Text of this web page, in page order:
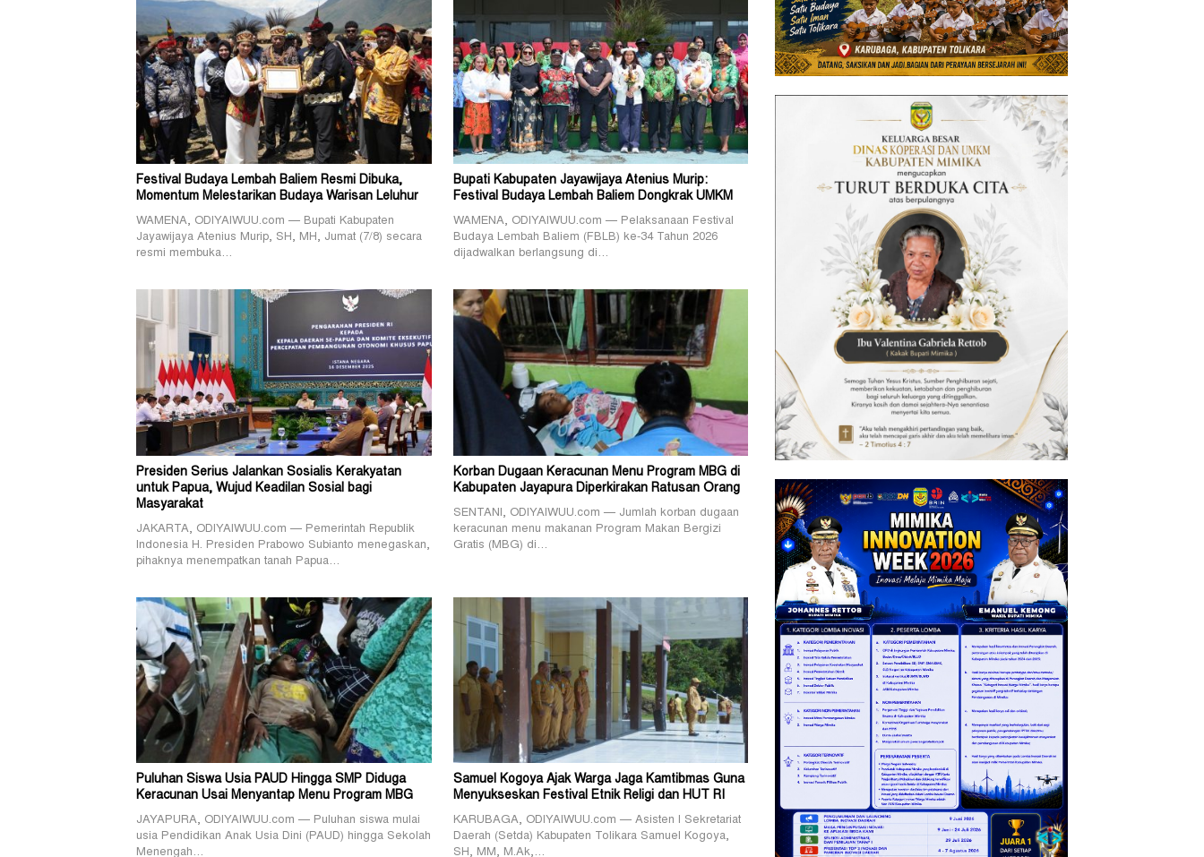
Festival Budaya Lembah Baliem Resmi Dibuka,
Momentum Melestarikan Budaya Warisan Leluhur
WAMENA, ODIYAIWUU.com — Bupati Kabupaten
Jayawijaya Atenius Murip, SH, MH, Jumat (7/8) secara
resmi membuka…
Bupati Kabupaten Jayawijaya Atenius Murip:
Festival Budaya Lembah Baliem Dongkrak UMKM
WAMENA, ODIYAIWUU.com — Pelaksanaan Festival
Budaya Lembah Baliem (FBLB) ke-34 Tahun 2026
dijadwalkan berlangsung di…
Presiden Serius Jalankan Sosialis Kerakyatan
untuk Papua, Wujud Keadilan Sosial bagi
Masyarakat
JAKARTA, ODIYAIWUU.com — Pemerintah Republik
Indonesia H. Presiden Prabowo Subianto menegaskan,
pihaknya menempatkan tanah Papua…
Korban Dugaan Keracunan Menu Program MBG di
Kabupaten Jayapura Diperkirakan Ratusan Orang
SENTANI, ODIYAIWUU.com — Jumlah korban dugaan
keracunan menu makanan Program Makan Bergizi
Gratis (MBG) di…
Puluhan Siswa Usia PAUD Hingga SMP Diduga
Keracunan Usai Menyantap Menu Program MBG
JAYAPURA, ODIYAIWUU.com — Puluhan siswa mulai
usia Pendidikan Anak Usia Dini (PAUD) hingga Sekolah
Menengah…
Samuel Kogoya Ajak Warga Jaga Kamtibmas Guna
Menyukseskan Festival Etnik Religi dan HUT RI
KARUBAGA, ODIYAIWUU.com — Asisten I Sekretariat
Daerah (Setda) Kabupaten Tolikara Samuel Kogoya,
SH, MM, M.Ak,…